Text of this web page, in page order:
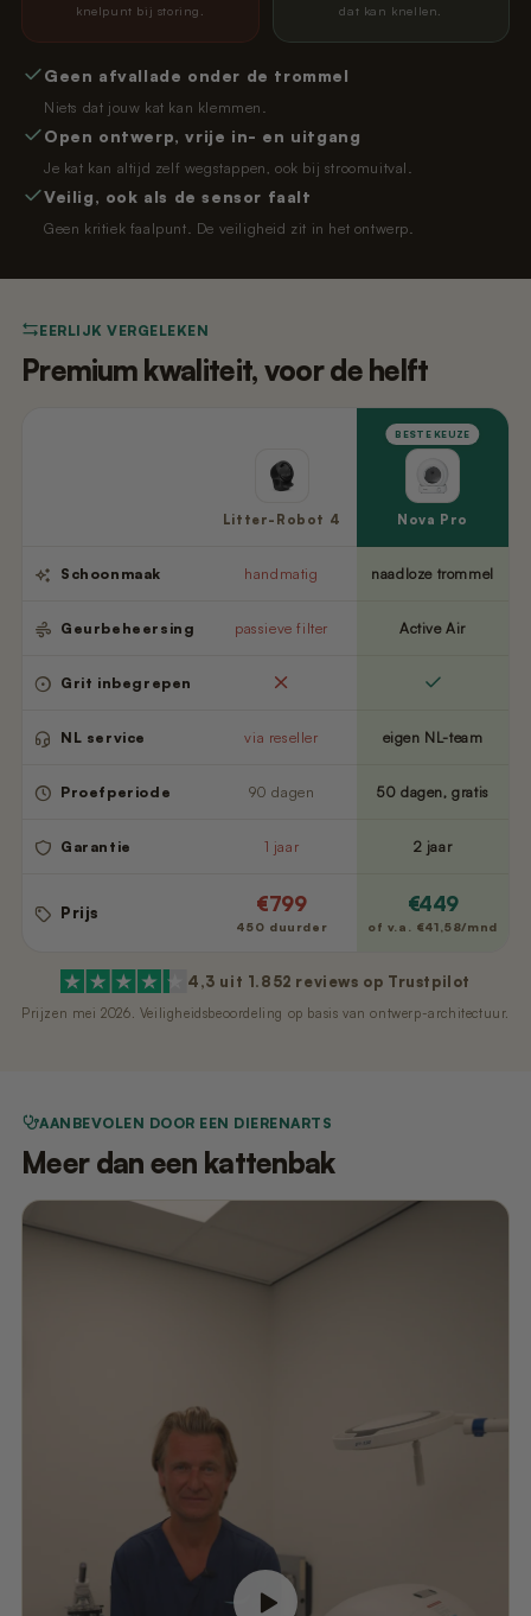
knelpunt bij storing.
dat kan knellen.
Geen afvallade onder de trommel
Niets dat jouw kat kan klemmen.
Open ontwerp, vrije in- en uitgang
Je kat kan altijd zelf wegstappen, ook bij stroomuitval.
Veilig, ook als de sensor faalt
Geen kritiek faalpunt. De veiligheid zit in het ontwerp.
EERLIJK VERGELEKEN
Premium kwaliteit, voor de helft
Litter-Robot 4
BESTE KEUZE
Nova Pro
Schoonmaak handmatig naadloze trommel
Geurbeheersing passieve filter Active Air
Grit inbegrepen
NL service via reseller eigen NL-team
Proefperiode 90 dagen 50 dagen, gratis
Garantie 1 jaar 2 jaar
Prijs €799
450 duurder
€449
of v.a. €41,58/mnd
4,3 uit 1.852 reviews op Trustpilot
Prijzen mei 2026. Veiligheidsbeoordeling op basis van ontwerp-architectuur.
AANBEVOLEN DOOR EEN DIERENARTS
Meer dan een kattenbak